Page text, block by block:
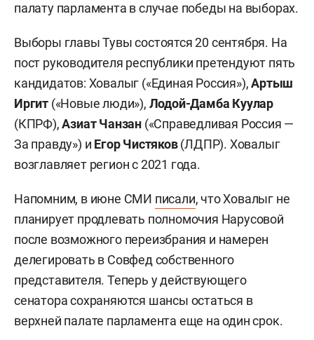
палату парламента в случае победы на выборах.
Выборы главы Тувы состоятся 20 сентября. На
пост руководителя республики претендуют пять
кандидатов: Ховалыг («Единая Россия»),Артыш
Иргит («Новые люди»), Лодой-Дамба Куулар
(КПРФ),Азиат Чанзан («Справедливая Россия —
За правду») и Егор Чистяков(ЛДПР). Ховалыг
возглавляет регион с 2021 года.
Напомним, в июне СМИ писали, что Ховалыг не
планирует продлевать полномочия Нарусовой
после возможного переизбрания и намерен
делегировать в Совфед собственного
представителя. Теперь у действующего
сенатора сохраняются шансы остаться в
верхней палате парламента еще на один срок.